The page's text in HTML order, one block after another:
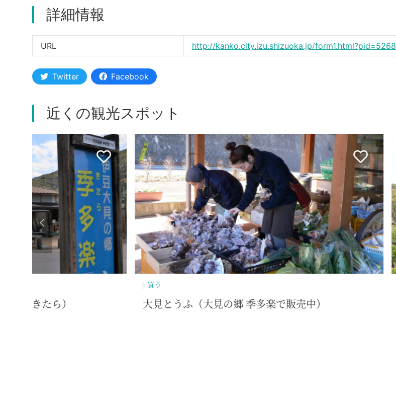
詳細情報
URL http://kanko.city.izu.shizuoka.jp/form1.html?pid=5268
Twitter Facebook
近くの観光スポット
楽で販売中）
歴史・文化
實成寺